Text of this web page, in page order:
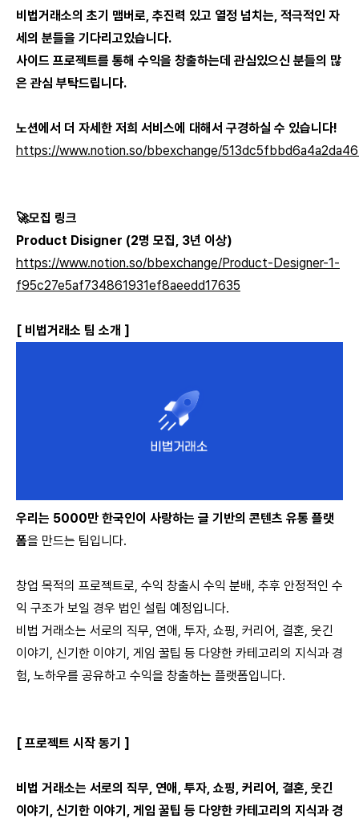
비법거래소의 초기 맴버로, 추진력 있고 열정 넘치는, 적극적인 자
세의 분들을 기다리고있습니다.
사이드 프로젝트를 통해 수익을 창출하는데 관심있으신 분들의 많
은 관심 부탁드립니다.
노션에서 더 자세한 저희 서비스에 대해서 구경하실 수 있습니다!
https://www.notion.so/bbexchange/
🚀모집 링크
Product Disigner (2명 모집, 3년 이상)
https://www.notion.so/bbexchange/Product-Designer-1-
f95c27e5af734861931ef8aeedd17635
[ 비법거래소 팀 소개 ]
우리는 5000만 한국인이 사랑하는 글 기반의 콘텐츠 유통 플랫
폼을 만드는 팀입니다.
창업 목적의 프로젝트로, 수익 창출시 수익 분배, 추후 안정적인 수
익 구조가 보일 경우 법인 설립 예정입니다.
비법 거래소는 서로의 직무, 연애, 투자, 쇼핑, 커리어, 결혼, 웃긴
이야기, 신기한 이야기, 게임 꿀팁 등 다양한 카테고리의 지식과 경
험, 노하우를 공유하고 수익을 창출하는 플랫폼입니다.
[ 프로젝트 시작 동기 ]
비법 거래소는 서로의 직무, 연애, 투자, 쇼핑, 커리어, 결혼, 웃긴
이야기, 신기한 이야기, 게임 꿀팁 등 다양한 카테고리의 지식과 경